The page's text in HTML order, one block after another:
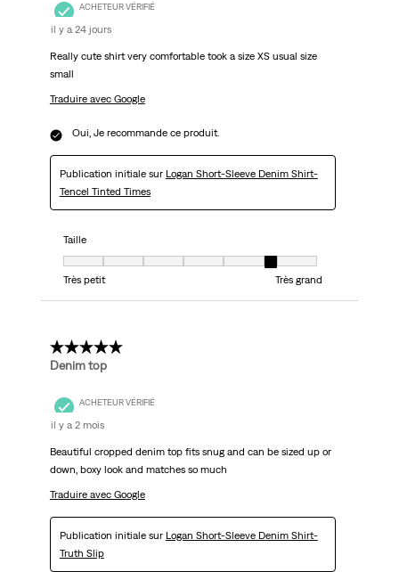
ACHETEUR VÉRIFIÉ
il y a 24 jours
Really cute shirt very comfortable took a size XS usual size
small
Traduire avec Google
Oui, Je recommande ce produit.
Publication initiale sur Logan Short-Sleeve Denim Shirt-
Tencel Tinted Times
Taille
Taille, 6 sur 7, où 1 est égal à Très petit et 7 est égal à Très grand
Très petit
Très grand
5 étoile(s) sur 5.
Denim top
ACHETEUR VÉRIFIÉ
il y a 2 mois
Beautiful cropped denim top fits snug and can be sized up or
down, boxy look and matches so much
Traduire avec Google
Publication initiale sur Logan Short-Sleeve Denim Shirt-
Truth Slip